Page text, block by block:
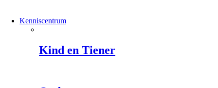
Kenniscentrum
Kind en Tiener